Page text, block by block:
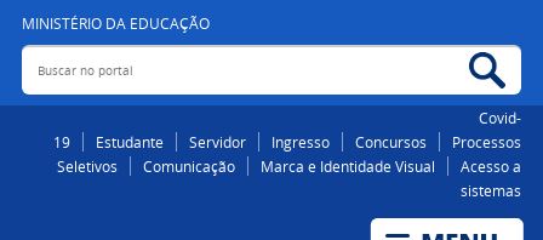
MINISTÉRIO DA EDUCAÇÃO
Buscar no portal
Covid-
19
Estudante Servidor Ingresso Concursos
Processos
Seletivos
Comunicação Marca e Identidade Visual
Acesso a
sistemas